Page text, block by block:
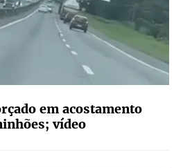
em acostamento
vídeo